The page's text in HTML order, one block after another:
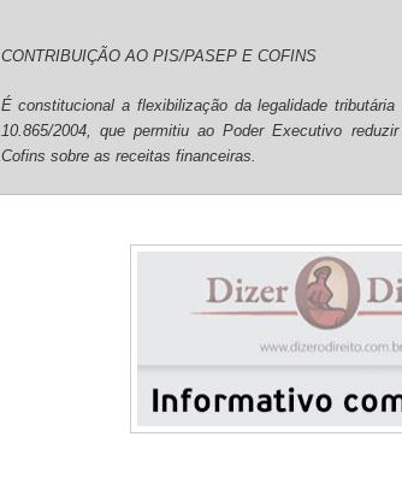
CONTRIBUIÇÃO AO PIS/PASEP E COFINS
É constitucional a flexibilização da legalidade
10.865/2004, que permitiu ao Poder Executivo
Cofins sobre as receitas financeiras.